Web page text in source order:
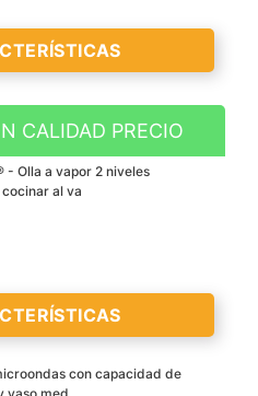
CALIDAD PRECIO
- Olla a vapor 2 niveles
al va
con capacidad de
vaso med